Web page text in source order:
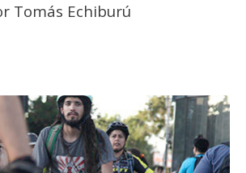
Tomás Echiburú